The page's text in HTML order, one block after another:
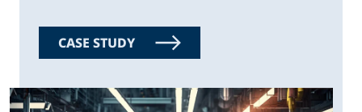
CASE STUDY